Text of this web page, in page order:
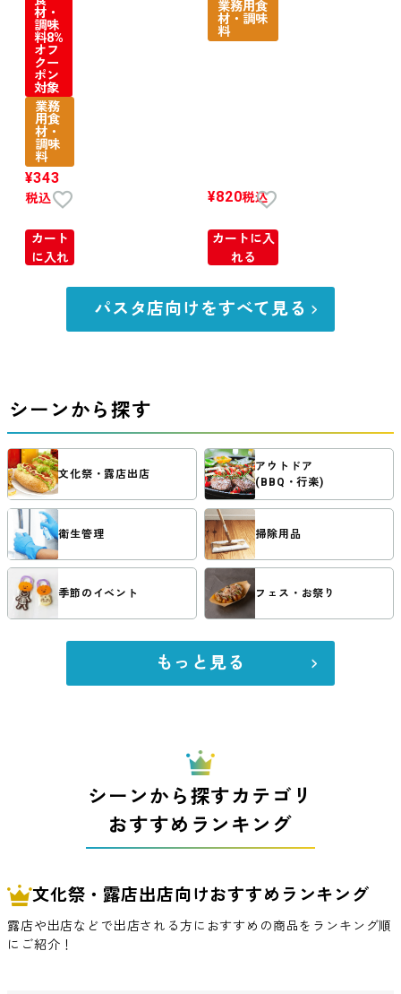
材・
調味
料8%
オフ
クー
ポン
対象
業務
用食
材・
調味
料
¥343
税込
カート
に入れ
業務用食
材・調味
料
¥820税込
カートに入
れる
パスタ店向けをすべて見る
シーンから探す
文化祭・露店出店
アウトドア
(BBQ・行楽)
衛生管理 掃除用品
季節のイベント フェス・お祭り
もっと見る
シーンから探すカテゴリ
おすすめランキング
文化祭・露店出店向けおすすめランキング
露店や出店などで出店される方におすすめの商品をランキング順
にご紹介！